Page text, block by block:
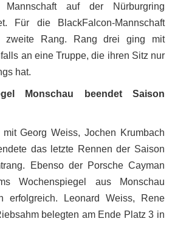
auf der Nürburgring
Für die BlackFalcon-Mannschaft
zweite Rang. Rang drei ging mit
an eine Truppe, die ihren Sitz nur
hat.
Monschau beendet Saison
Georg Weiss, Jochen Krumbach
das letzte Rennen der Saison
Ebenso der Porsche Cayman
Wochenspiegel aus Monschau
erfolgreich. Leonard Weiss, Rene
belegten am Ende Platz 3 in